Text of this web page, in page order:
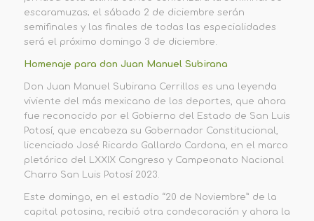
escaramuzas; el sábado 2 de diciembre serán
semifinales y las finales de todas las especialidades
será el próximo domingo 3 de diciembre.
Homenaje para don Juan Manuel Subirana
Don Juan Manuel Subirana Cerrillos es una leyenda
viviente del más mexicano de los deportes, que a hora
fue reconocido por el Gobierno del Estado de San Luis
Potosí, que encabeza su Gobernador Constitucional,
licenciado José Ricardo Gallardo Cardona, en el marco
pletórico del LXXIX Congreso y Campeonato Nacional
Charro San Luis Potosí 2023.
Este domingo, en el estadio “20 de Noviembre” de la
capital potosina, recibió otra condecoración y ahora la